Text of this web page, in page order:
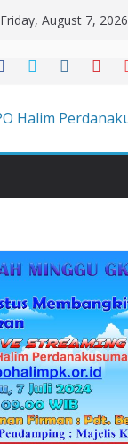
Friday, August 7, 2026